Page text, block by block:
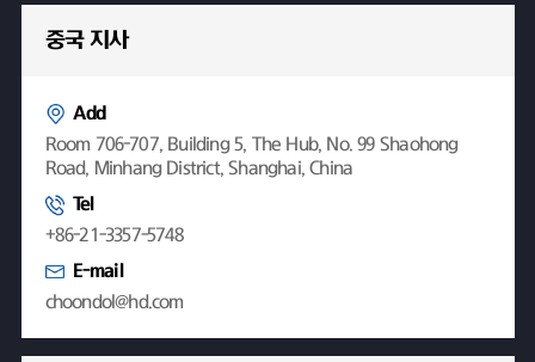
중국 지사
Add
Room 706-707, Building 5, The Hub, No. 99 Shaohong
Road, Minhang District, Shanghai, China
Tel
+86-21-3357-5748
E-mail
choondol@hd.com